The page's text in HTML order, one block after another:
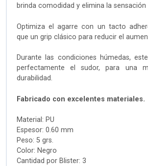
brinda comodidad y elimina la sensación
Optimiza el agarre con un tacto
que un grip clásico para reducir el
Durante las condiciones húmedas,
perfectamente el sudor, para una
durabilidad.
Fabricado con excelentes materiales.
Material: PU
Espesor: 0.60 mm
Peso: 5 grs.
Color: Negro
Cantidad por Blister: 3